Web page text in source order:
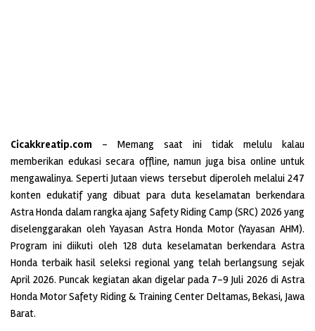
Cicakkreatip.com – Memang saat ini tidak melulu kalau
memberikan edukasi secara offline, namun juga bisa online untuk
mengawalinya. Seperti Jutaan views tersebut diperoleh melalui 247
konten edukatif yang dibuat para duta keselamatan berkendara
Astra Honda dalam rangka ajang Safety Riding Camp (SRC) 2026 yang
diselenggarakan oleh Yayasan Astra Honda Motor (Yayasan AHM).
Program ini diikuti oleh 128 duta keselamatan berkendara Astra
Honda terbaik hasil seleksi regional yang telah berlangsung sejak
April 2026. Puncak kegiatan akan digelar pada 7–9 Juli 2026 di Astra
Honda Motor Safety Riding & Training Center Deltamas, Bekasi, Jawa
Barat.